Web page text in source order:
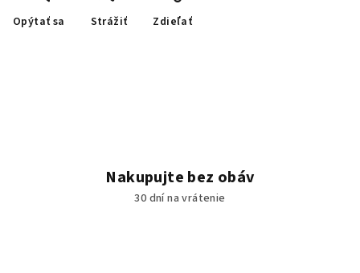
Opýtať sa Strážiť Zdieľať
Nakupujte bez obáv
30 dní na vrátenie